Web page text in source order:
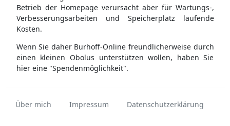
Betrieb der Homepage verursacht aber für Wartungs-,
Verbesserungsarbeiten und Speicherplatz laufende
Kosten.
Wenn Sie daher Burhoff-Online freundlicherweise durch
einen kleinen Obolus unterstützen wollen, haben Sie
hier eine "Spendenmöglichkeit".
Über mich Impressum Datenschutzerklärung